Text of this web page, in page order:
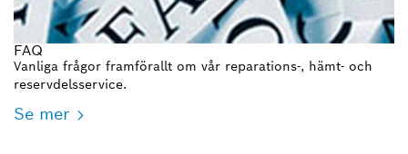
FAQ
Vanliga frågor framförallt om vår reparations-, hämt- och
reservdelsservice.
Se mer